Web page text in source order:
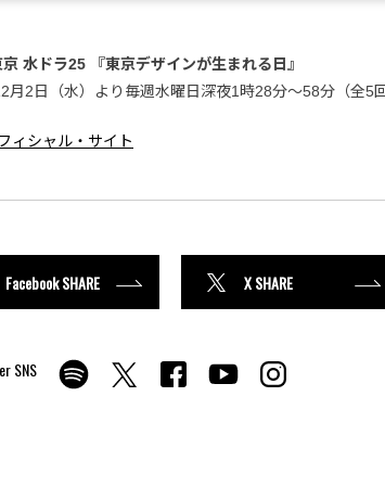
水ドラ25 『東京デザインが生まれる日』
月2日（水）より毎週水曜日深夜1時28分～58分（全5
ィシャル・サイト
Facebook SHARE X SHARE
SNS